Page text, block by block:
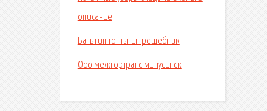
описание
Батыгин топтыгин решебник
Ооо межгортранс минусинск